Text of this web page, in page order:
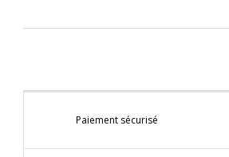
Paiement sécurisé